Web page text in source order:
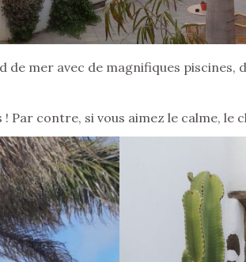
de mer avec de magnifiques
Par contre, si vous aimez le calme,